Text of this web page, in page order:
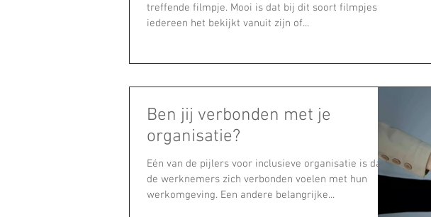
treffende filmpje. Mooi is dat bij dit soort filmpjes
iedereen het bekijkt vanuit zijn of...
Ben jij verbonden met je
organisatie?
Eén van de pijlers voor inclusieve organisatie is dat
de werknemers zich verbonden voelen met hun
werkomgeving. Een andere belangrijke...